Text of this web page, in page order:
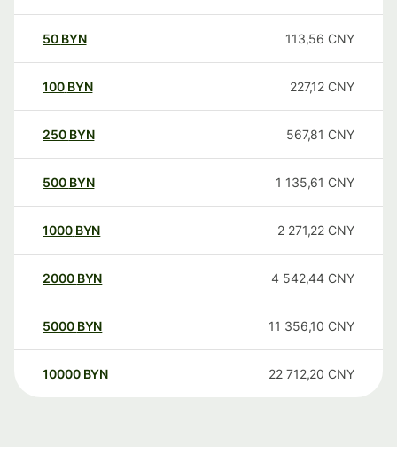
50 BYN 113,56 CNY
100 BYN 227,12 CNY
250 BYN 567,81 CNY
500 BYN 1 135,61 CNY
1000 BYN 2 271,22 CNY
2000 BYN 4 542,44 CNY
5000 BYN 11 356,10 CNY
10000 BYN 22 712,20 CNY